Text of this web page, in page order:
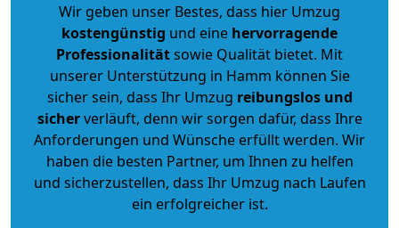
Wir geben unser Bestes, dass hier Umzug
kostengünstig und eine hervorragende
Professionalitätsowie Qualität bietet. Mit
unserer Unterstützung in Hamm können Sie
sicher sein, dass Ihr Umzug reibungslos und
sicherverläuft, denn wir sorgen dafür, dass Ihre
Anforderungen und Wünsche erfüllt werden. Wir
haben die besten Partner, um Ihnen zu helfen
und sicherzustellen, dass Ihr Umzug nach Laufen
ein erfolgreicher ist.